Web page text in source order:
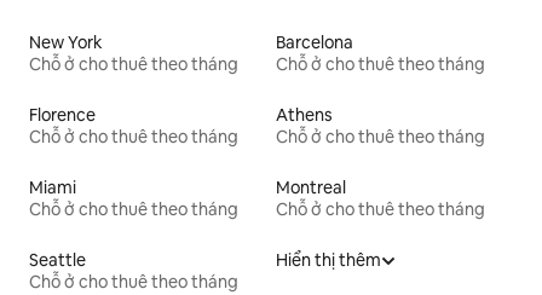
New York
Chỗ ở cho thuê theo tháng
Barcelona
Chỗ ở cho thuê theo tháng
Florence
Chỗ ở cho thuê theo tháng
Athens
Chỗ ở cho thuê theo tháng
Miami
Chỗ ở cho thuê theo tháng
Montreal
Chỗ ở cho thuê theo tháng
Seattle
Chỗ ở cho thuê theo tháng
Hiển thị thêm